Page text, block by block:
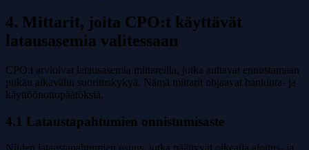
4. Mittarit, joita CPO:t käyttävät
latausasemia valitessaan
CPO:t arvioivat latausasemia mittareilla, jotka auttavat ennustamaan
pitkän aikavälin suorituskykyä. Nämä mittarit ohjaavat hankinta- ja
käyttöönottopäätöksiä.
4.1 Lataustapahtumien onnistumisaste